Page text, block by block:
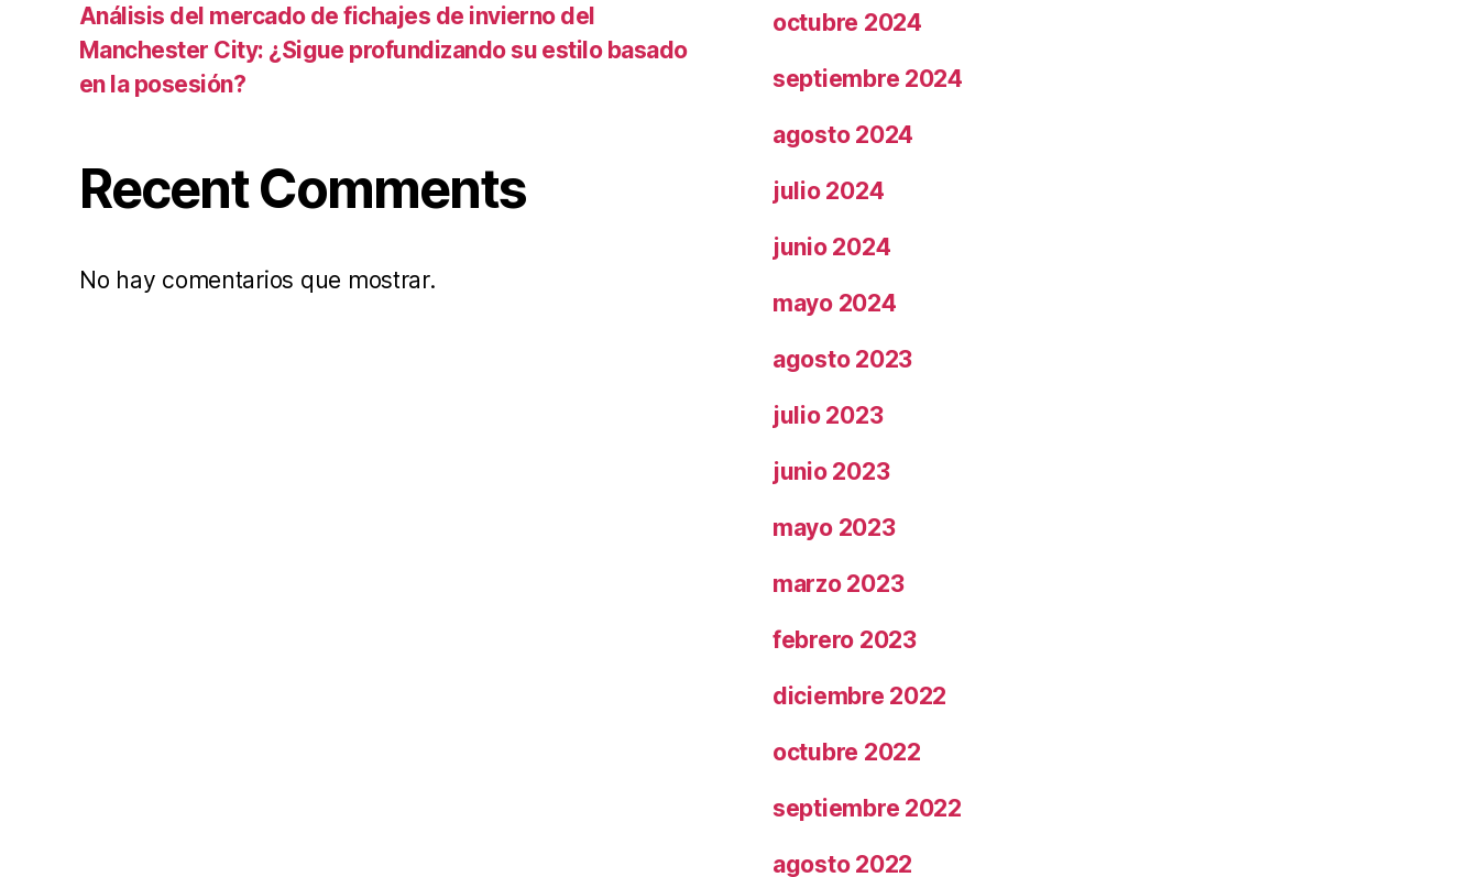
Análisis del mercado de fichajes de invierno del
Manchester City: ¿Sigue profundizando su estilo basado
en la posesión?
Recent Comments
No hay comentarios que mostrar.
octubre 2024
septiembre 2024
agosto 2024
julio 2024
junio 2024
mayo 2024
agosto 2023
julio 2023
junio 2023
mayo 2023
marzo 2023
febrero 2023
diciembre 2022
octubre 2022
septiembre 2022
agosto 2022